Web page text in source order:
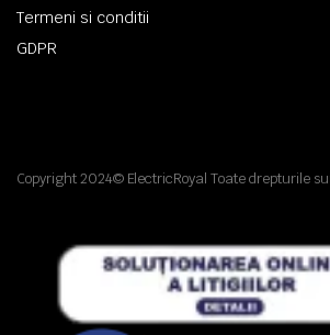
Termeni si conditii
GDPR
Copyright 2024© ElectricRoyal Toate drepturile